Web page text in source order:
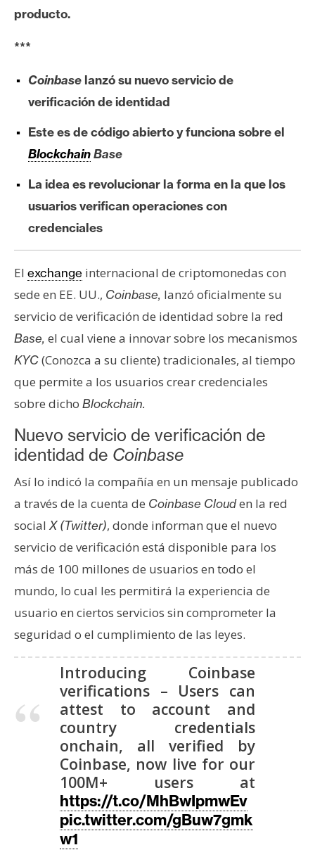
e
r
u
m
A
n
á
l
i
s
i
s
N
o
a
s
d
e
r
e
n
s
m
R
producto.
***
Coinbase lanzó su nuevo servicio de
verificación de identidad
Este es de código abierto y funciona sobre el
BlockchainBase
La idea es revolucionar la forma en la que los
usuarios verifican operaciones con
credenciales
El exchange internacional de criptomonedas con
sede en EE. UU., Coinbase, lanzó oficialmente su
servicio de verificación de identidad sobre la red
Base, el cual viene a innovar sobre los mecanismos
KYC(Conozca a su cliente) tradicionales, al tiempo
que permite a los usuarios crear credenciales
sobre dicho Blockchain.
Nuevo servicio de verificación de
identidad de Coinbase
Así lo indicó la compañía en un mensaje publicado
a través de la cuenta de Coinbase Clouden la red
social X (Twitter), donde informan que el nuevo
servicio de verificación está disponible para los
más de 100 millones de usuarios en todo el
mundo, lo cual les permitirá la experiencia de
usuario en ciertos servicios sin comprometer la
seguridad o el cumplimiento de las leyes.
Introducing Coinbase
verifications – Users can
attest to account and
country credentials
onchain, all verified by
Coinbase, now live for our
100M+ users at
https://t.co/MhBwIpmwEv
pic.twitter.com/gBuw7gmk
w1